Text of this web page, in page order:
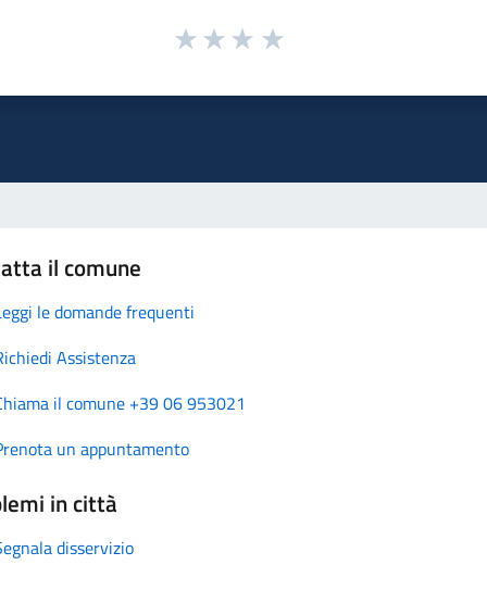
il comune
le domande frequenti
Assistenza
il comune +39 06 953021
un appuntamento
in città
disservizio